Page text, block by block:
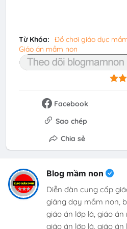
Từ Khóa: Đồ chơi giáo dục
Giáo án mầm non
Facebook
Sao chép
Chia sẻ
Blog mầm non
Diễn đàn cung cấp
giảng dạy mầm non,
giáo án lớp lá, giáo án
giáo án lớp lá, giáo án